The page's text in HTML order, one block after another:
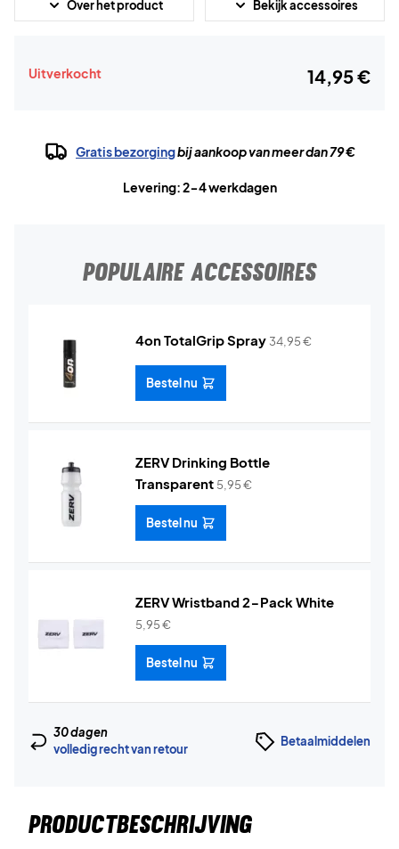
Over het product Bekijk accessoires
Uitverkocht 14,95 €
Gratis bezorgingbij aankoop van meer dan 79 €
Levering: 2-4 werkdagen
POPULAIRE ACCESSOIRES
4on TotalGrip Spray 34,95€
Bestel nu
ZERV Drinking Bottle
Transparent 5,95€
Bestel nu
ZERV Wristband 2-Pack White
5,95€
Bestel nu
30 dagen
volledig recht van retour
Betaalmiddelen
PRODUCTBESCHRIJVING